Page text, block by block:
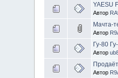
YAESU
Автор
Мачта-
Автор
Гу-80
Автор
Автор